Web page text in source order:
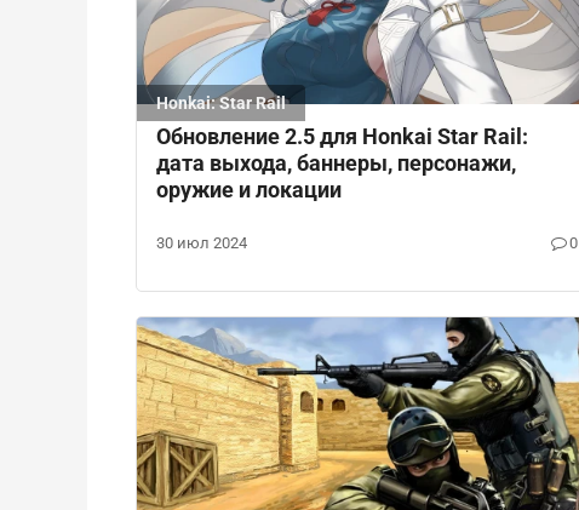
Honkai: Star Rail
Обновление 2.5 для Honkai Star Rail:
дата выхода, баннеры, персонажи,
оружие и локации
30 июл 2024 0